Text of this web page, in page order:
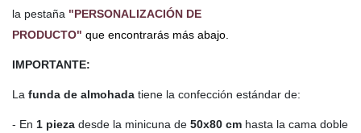
la pestaña "PERSONALIZACIÓN DE
PRODUCTO" que encontrarás más abajo.
IMPORTANTE:
La funda de almohada tiene la confección estándar de:
- En 1 pieza desde la minicuna de 50x80 cm hasta la cama doble